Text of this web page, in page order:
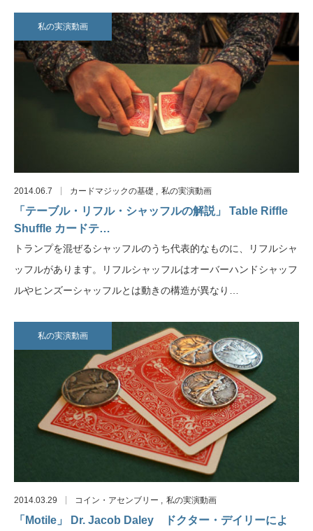
私の実演動画
2014.06.7 カードマジックの基礎 私の実演動画
「テーブル・リフル・シャッフルの解説」 Table Riffle
Shuffle カードテ…
トランプを混ぜるシャッフルのうち代表的なものに、リフルシャ
ッフルがあります。リフルシャッフルはオーバーハンドシャッフ
ルやヒンズーシャッフルとは動きの構造が異なり…
私の実演動画
2014.03.29 コイン・アセンブリー 私の実演動画
「Motile」 Dr. Jacob Daley ドクター・デイリーによ